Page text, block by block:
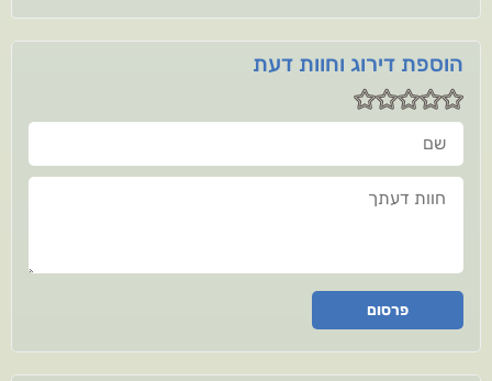
הוספת דירוג וחוות דעת
שם
חוות דעתך
פרסום